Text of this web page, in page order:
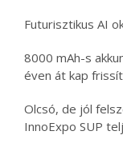
Futurisztikus AI
8000 mAh-s
éven át kap
Olcsó, de jól
InnoExpo SUP